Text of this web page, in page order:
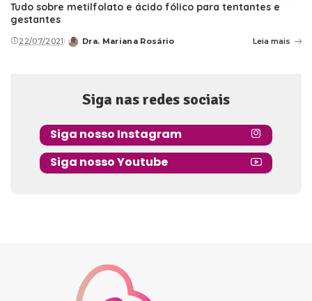
Tudo sobre metilfolato e ácido fólico para tentantes e
gestantes
22/07/2021
Posted
Dra. Mariana Rosário Leia mais
Siga nas redes sociais
Siga nosso Instagram
Siga nosso Youtube